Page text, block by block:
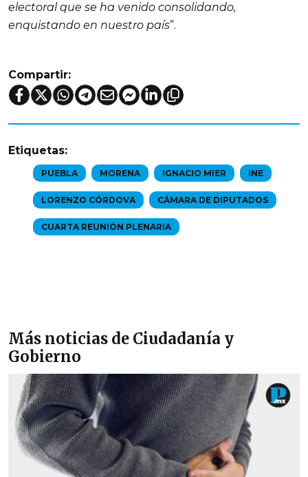
electoral que se ha venido consolidando,
enquistando en nuestro país”.
Compartir:
Etiquetas:
PUEBLA MORENA IGNACIO MIER INE
LORENZO CÓRDOVA CÁMARA DE DIPUTADOS
CUARTA REUNIÓN PLENARIA
Más noticias de Ciudadanía y
Gobierno